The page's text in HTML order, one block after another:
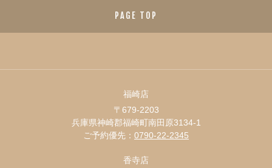
PAGE TOP
福崎店
〒679-2203
兵庫県神崎郡福崎町南田原3134-1
ご予約優先： 0790-22-2345
香寺店